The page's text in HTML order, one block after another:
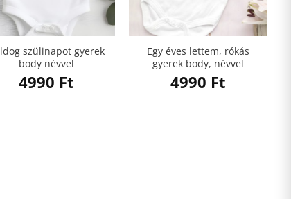
szülinapot gyerek
body névvel
4990 Ft
Egy éves lettem, rókás
gyerek body, névvel
4990 Ft